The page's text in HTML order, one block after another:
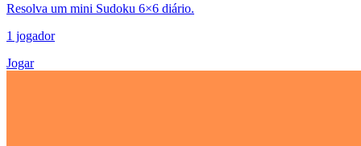
Resolva um mini Sudoku 6×6 diário.
1 jogador
Jogar